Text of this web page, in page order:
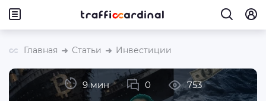
Главная Статьи Инвестиции
9 мин 0 753